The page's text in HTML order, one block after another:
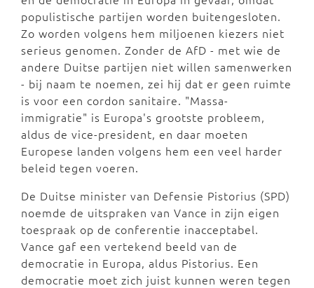
populistische partijen worden buitengesloten.
Zo worden volgens hem miljoenen kiezers niet
serieus genomen. Zonder de AfD - met wie de
andere Duitse partijen niet willen samenwerken
- bij naam te noemen, zei hij dat er geen ruimte
is voor een cordon sanitaire. "Massa-
immigratie" is Europa's grootste probleem,
aldus de vice-president, en daar moeten
Europese landen volgens hem een veel harder
beleid tegen voeren.
De Duitse minister van Defensie Pistorius (SPD)
noemde de uitspraken van Vance in zijn eigen
toespraak op de conferentie inacceptabel.
Vance gaf een vertekend beeld van de
democratie in Europa, aldus Pistorius. Een
democratie moet zich juist kunnen weren tegen